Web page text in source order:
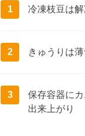
1 冷凍枝豆は
2 きゅうりは
3
保存容器に
出来上がり